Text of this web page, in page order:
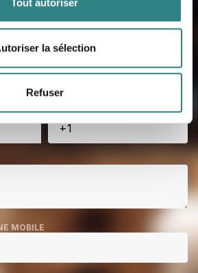
Tout autoriser
la sélection
Refuser
MOBILE